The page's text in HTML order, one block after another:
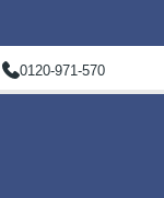
0120-971-570